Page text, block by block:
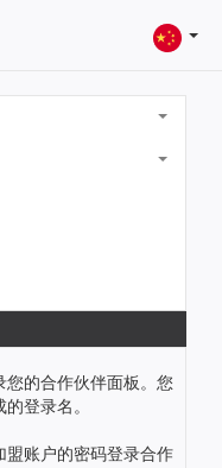
的合作伙伴面板。您
登录名。
盟账户的密码登录合作